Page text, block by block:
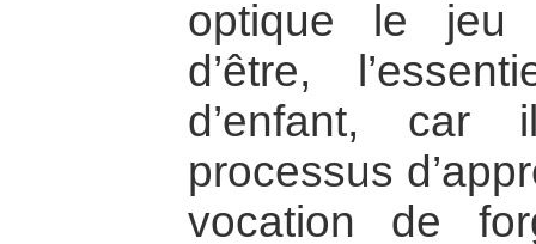
optique le jeu
d’être,
d’enfant,
processus
vocation de